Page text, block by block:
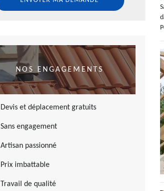
NOS ENGAGEMENTS
Devis et déplacement gratuits
Sans engagement
Artisan passionné
Prix imbattable
Travail de qualité